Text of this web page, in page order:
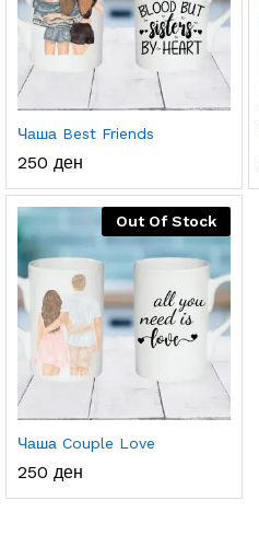
Чаша Best Friends
250 ден
Out Of Stock
Чаша Couple Love
250 ден